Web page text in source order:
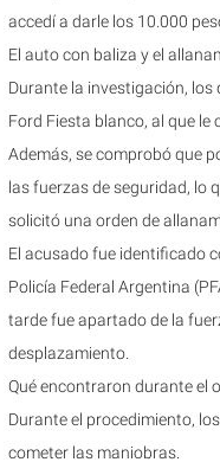
accedí a darle los 10.000
El auto con baliza y el
Durante la investigación,
Ford Fiesta blanco, al que
Además, se comprobó que
las fuerzas de seguridad, lo
solicitó una orden de
El acusado fue identificado
Policía Federal Argentina
tarde fue apartado de la
desplazamiento.
Qué encontraron durante el
Durante el procedimiento,
cometer las maniobras.